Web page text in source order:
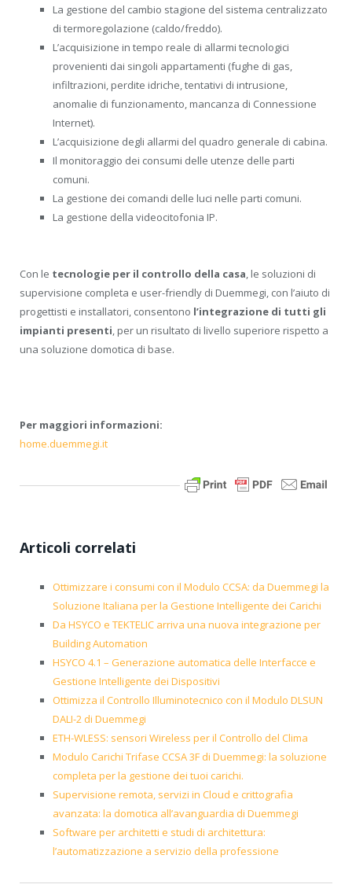
La gestione del cambio stagione del sistema centralizzato
di termoregolazione (caldo/freddo).
L’acquisizione in tempo reale di allarmi tecnologici
provenienti dai singoli appartamenti (fughe di gas,
infiltrazioni, perdite idriche, tentativi di intrusione,
anomalie di funzionamento, mancanza di Connessione
Internet).
L’acquisizione degli allarmi del quadro generale di cabina.
Il monitoraggio dei consumi delle utenze delle parti
comuni.
La gestione dei comandi delle luci nelle parti comuni.
La gestione della videocitofonia IP.
Con le tecnologie per il controllo della casa, le soluzioni di
supervisione completa e user-friendly di Duemmegi, con l’aiuto di
progettisti e installatori, consentono l’integrazione di tutti gli
impianti presenti, per un risultato di livello superiore rispetto a
una soluzione domotica di base.
Per maggiori informazioni:
home.duemmegi.it
Articoli correlati
Ottimizzare i consumi con il Modulo CCSA: da Duemmegi la
Soluzione Italiana per la Gestione Intelligente dei Carichi
Da HSYCO e TEKTELIC arriva una nuova integrazione per
Building Automation
HSYCO 4.1 – Generazione automatica delle Interfacce e
Gestione Intelligente dei Dispositivi
Ottimizza il Controllo Illuminotecnico con il Modulo DLSUN
DALI-2 di Duemmegi
ETH-WLESS: sensori Wireless per il Controllo del Clima
Modulo Carichi Trifase CCSA 3F di Duemmegi: la soluzione
completa per la gestione dei tuoi carichi.
Supervisione remota, servizi in Cloud e crittografia
avanzata: la domotica all’avanguardia di Duemmegi
Software per architetti e studi di architettura:
l’automatizzazione a servizio della professione